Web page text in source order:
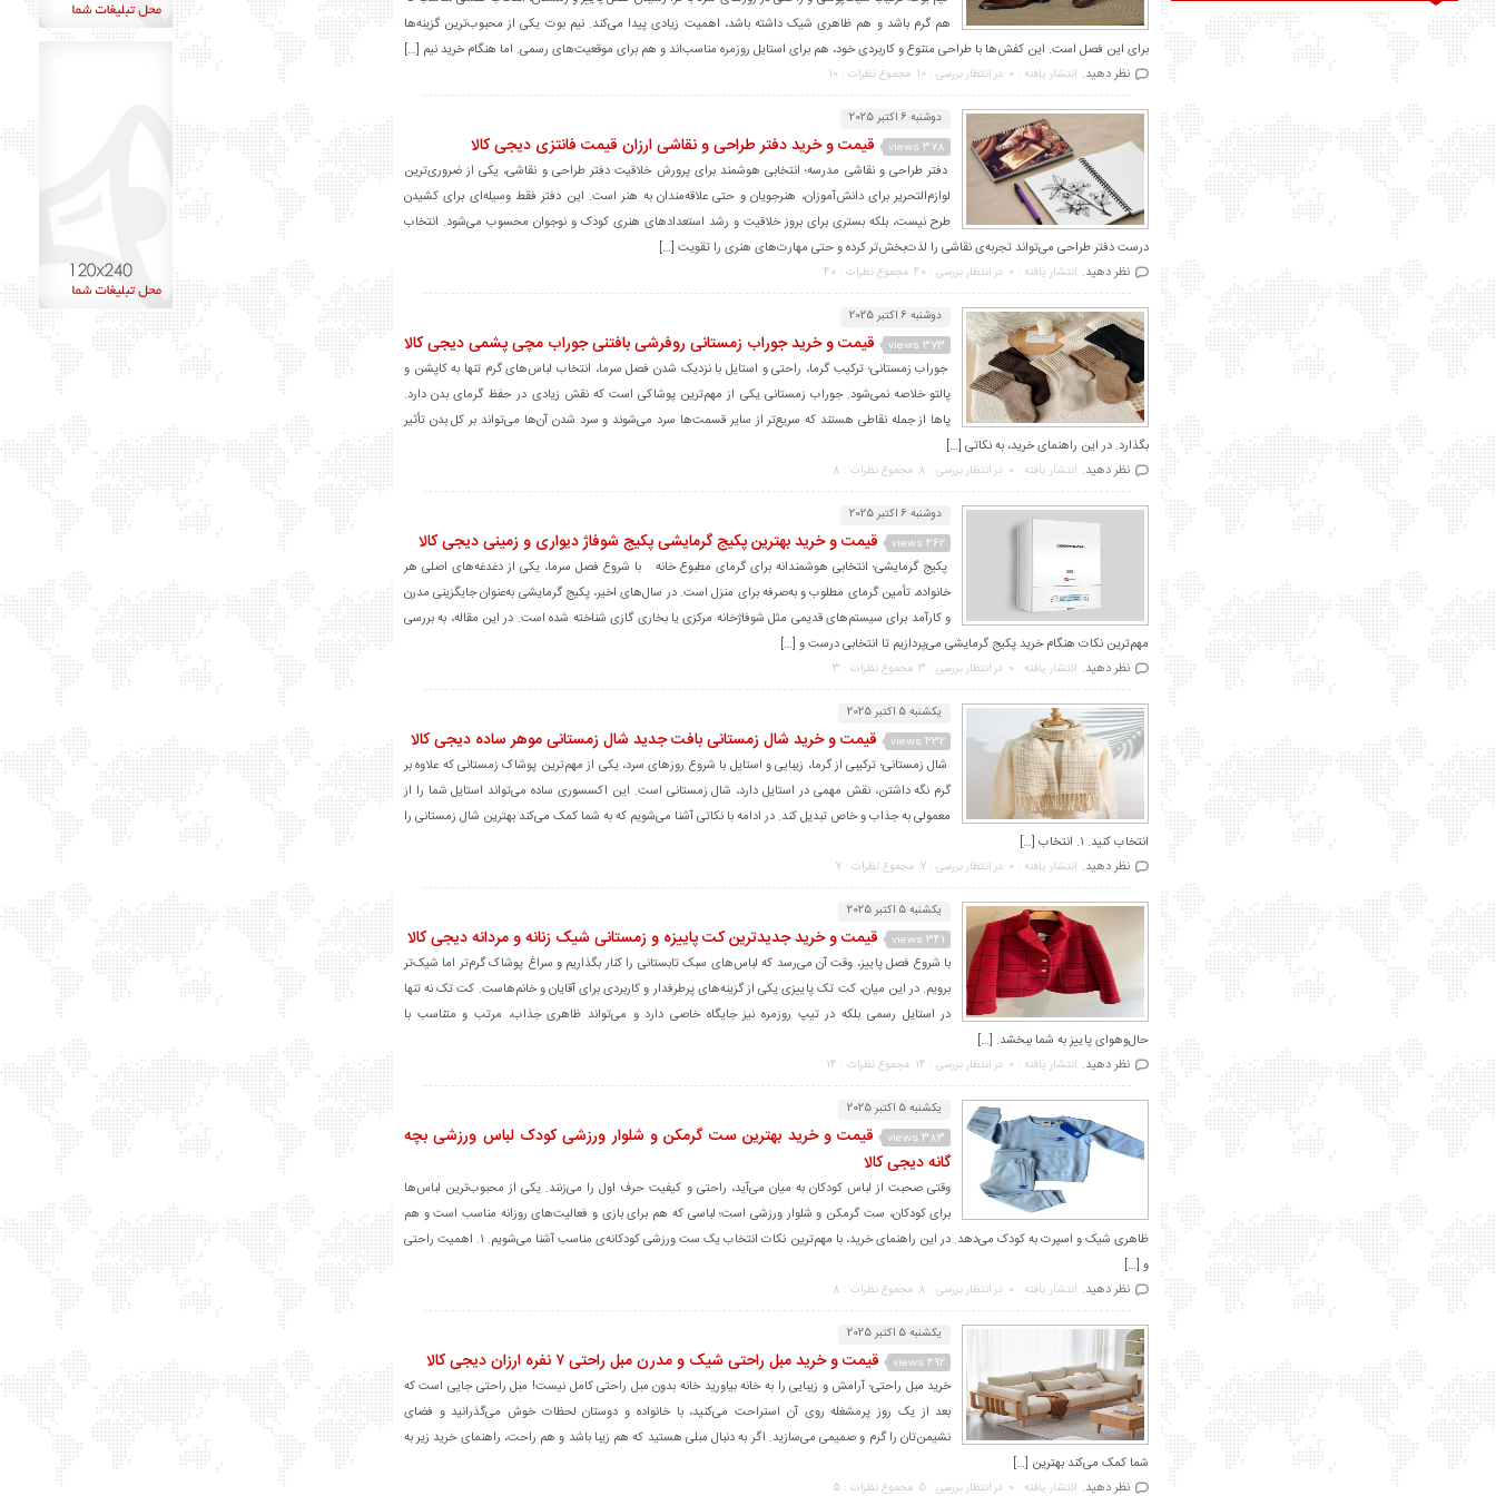
هم گرم باشد و هم ظاهری شیک داشته باشد، اهمیت زیادی پیدا می‌کند. نیم بوت یکی از محبوب‌ترین گزینه‌ها
برای این فصل است. این کفش‌ها با طراحی متنوع و کاربردی خود، هم برای استایل روزمره مناسب‌اند و هم برای موقعیت‌های رسمی. اما هنگام خرید نیم […]
نظر دهید. انتشار یافته : 0 در انتظار بررسی : 10 مجموع نظرات : 10
دوشنبه 6 اکتبر 2025
378 views
قیمت و خرید دفتر طراحی و نقاشی ارزان قیمت فانتزی دیجی کالا
دفتر طراحی و نقاشی مدرسه؛ انتخابی هوشمند برای پرورش خلاقیت دفتر طراحی و نقاشی، یکی از ضروری‌ترین
لوازم‌التحریر برای دانش‌آموزان، هنرجویان و حتی علاقه‌مندان به هنر است. این دفتر فقط وسیله‌ای برای کشیدن
طرح نیست، بلکه بستری برای بروز خلاقیت و رشد استعدادهای هنری کودک و نوجوان محسوب می‌شود. انتخاب
درست دفتر طراحی می‌تواند تجربه‌ی نقاشی را لذت‌بخش‌تر کرده و حتی مهارت‌های هنری را تقویت […]
نظر دهید. انتشار یافته : 0 در انتظار بررسی : 40 مجموع نظرات : 40
دوشنبه 6 اکتبر 2025
373 views
قیمت و خرید جوراب زمستانی روفرشی بافتنی جوراب مچی پشمی دیجی کالا
جوراب زمستانی؛ ترکیب گرما، راحتی و استایل با نزدیک شدن فصل سرما، انتخاب لباس‌های گرم تنها به کاپشن و
پالتو خلاصه نمی‌شود. جوراب زمستانی یکی از مهم‌ترین پوشاکی است که نقش زیادی در حفظ گرمای بدن دارد.
پاها از جمله نقاطی هستند که سریع‌تر از سایر قسمت‌ها سرد می‌شوند و سرد شدن آن‌ها می‌تواند بر کل بدن تأثیر
بگذارد. در این راهنمای خرید، به نکاتی […]
نظر دهید. انتشار یافته : 0 در انتظار بررسی : 8 مجموع نظرات : 8
دوشنبه 6 اکتبر 2025
462 views
قیمت و خرید بهترین پکیج گرمایشی پکیج شوفاژ دیواری و زمینی دیجی کالا
پکیج گرمایشی؛ انتخابی هوشمندانه برای گرمای مطبوع خانه با شروع فصل سرما، یکی از دغدغه‌های اصلی هر
خانواده، تأمین گرمای مطلوب و به‌صرفه برای منزل است. در سال‌های اخیر، پکیج گرمایشی به‌عنوان جایگزینی مدرن
و کارآمد برای سیستم‌های قدیمی مثل شوفاژخانه مرکزی یا بخاری گازی شناخته شده است. در این مقاله، به بررسی
مهم‌ترین نکات هنگام خرید پکیج گرمایشی می‌پردازیم تا انتخابی درست و […]
نظر دهید. انتشار یافته : 0 در انتظار بررسی : 3 مجموع نظرات : 3
یکشنبه 5 اکتبر 2025
432 views
قیمت و خرید شال زمستانی بافت جدید شال زمستانی موهر ساده دیجی کالا
شال زمستانی؛ ترکیبی از گرما، زیبایی و استایل با شروع روزهای سرد، یکی از مهم‌ترین پوشاک زمستانی که علاوه بر
گرم نگه داشتن، نقش مهمی در استایل دارد، شال زمستانی است. این اکسسوری ساده می‌تواند استایل شما را از
معمولی به جذاب و خاص تبدیل کند. در ادامه با نکاتی آشنا می‌شویم که به شما کمک می‌کند بهترین شال زمستانی را
انتخاب کنید. ۱. انتخاب […]
نظر دهید. انتشار یافته : 0 در انتظار بررسی : 7 مجموع نظرات : 7
یکشنبه 5 اکتبر 2025
341 views
قیمت و خرید جدیدترین کت پاییزه و زمستانی شیک زنانه و مردانه دیجی کالا
با شروع فصل پاییز، وقت آن می‌رسد که لباس‌های سبک تابستانی را کنار بگذاریم و سراغ پوشاک گرم‌تر اما شیک‌تر
برویم. در این میان، کت تک پاییزی یکی از گزینه‌های پرطرفدار و کاربردی برای آقایان و خانم‌هاست. کت تک نه تنها
در استایل رسمی بلکه در تیپ روزمره نیز جایگاه خاصی دارد و می‌تواند ظاهری جذاب، مرتب و متناسب با
حال‌وهوای پاییز به شما ببخشد. […]
نظر دهید. انتشار یافته : 0 در انتظار بررسی : 14 مجموع نظرات : 14
یکشنبه 5 اکتبر 2025
383 views
قیمت و خرید بهترین ست گرمکن و شلوار ورزشی کودک لباس ورزشی بچه
گانه دیجی کالا
وقتی صحبت از لباس کودکان به میان می‌آید، راحتی و کیفیت حرف اول را می‌زنند. یکی از محبوب‌ترین لباس‌ها
برای کودکان، ست گرمکن و شلوار ورزشی است؛ لباسی که هم برای بازی و فعالیت‌های روزانه مناسب است و هم
ظاهری شیک و اسپرت به کودک می‌دهد. در این راهنمای خرید، با مهم‌ترین نکات انتخاب یک ست ورزشی کودکانه‌ی مناسب آشنا می‌شویم. ۱. اهمیت راحتی
و […]
نظر دهید. انتشار یافته : 0 در انتظار بررسی : 8 مجموع نظرات : 8
یکشنبه 5 اکتبر 2025
492 views
قیمت و خرید مبل راحتی شیک و مدرن مبل راحتی ۷ نفره ارزان دیجی کالا
خرید مبل راحتی؛ آرامش و زیبایی را به خانه بیاورید خانه بدون مبل راحتی کامل نیست! مبل راحتی جایی است که
بعد از یک روز پرمشغله روی آن استراحت می‌کنید، با خانواده و دوستان لحظات خوش می‌گذرانید و فضای
نشیمن‌تان را گرم و صمیمی می‌سازید. اگر به دنبال مبلی هستید که هم زیبا باشد و هم راحت، راهنمای خرید زیر به
شما کمک می‌کند بهترین […]
نظر دهید. انتشار یافته : 0 در انتظار بررسی : 5 مجموع نظرات : 5